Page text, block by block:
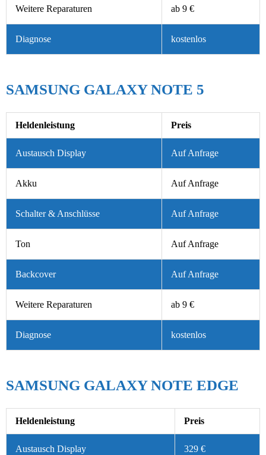
Weitere Reparaturen ab 9 €
Diagnose kostenlos
SAMSUNG GALAXY NOTE 5
Heldenleistung Preis
Austausch Display Auf Anfrage
Akku Auf Anfrage
Schalter & Anschlüsse Auf Anfrage
Ton Auf Anfrage
Backcover Auf Anfrage
Weitere Reparaturen ab 9 €
Diagnose kostenlos
SAMSUNG GALAXY NOTE EDGE
Heldenleistung Preis
Austausch Display 329 €